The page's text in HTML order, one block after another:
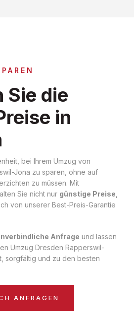
Sie die
in
bei Ihrem Umzug von
Jona zu sparen, ohne auf
zu müssen. Mit
Sie nicht nur günstige Preise
von unserer Best-Preis-Garantie
Anfrage und lassen
Umzug Dresden Rapperswil-
sorgfältig und zu den besten
ANFRAGEN